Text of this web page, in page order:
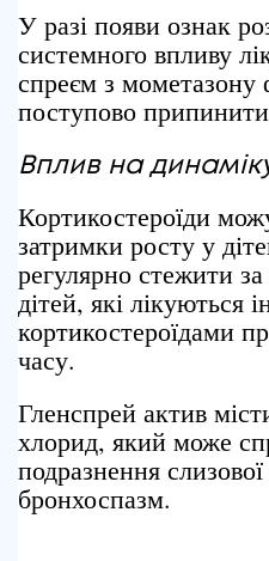
У разі появи ознак
системного впливу
спреєм з мометазону
поступово
Вплив на
Кортикостероїди
затримки росту у
регулярно стежити
дітей, які лікуються
кортикостероїдами
часу.
Гленспрей актив
хлорид, який може
подразнення
бронхоспазм.